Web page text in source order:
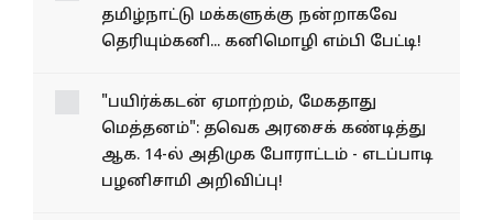
தமிழ்நாட்டு மக்களுக்கு நன்றாகவே
தெரியும்கனி... கனிமொழி எம்பி பேட்டி!
"பயிர்க்கடன் ஏமாற்றம், மேகதாது
மெத்தனம்": தவெக அரசைக் கண்டித்து
ஆக. 14-ல் அதிமுக போராட்டம் - எடப்பாடி
பழனிசாமி அறிவிப்பு!